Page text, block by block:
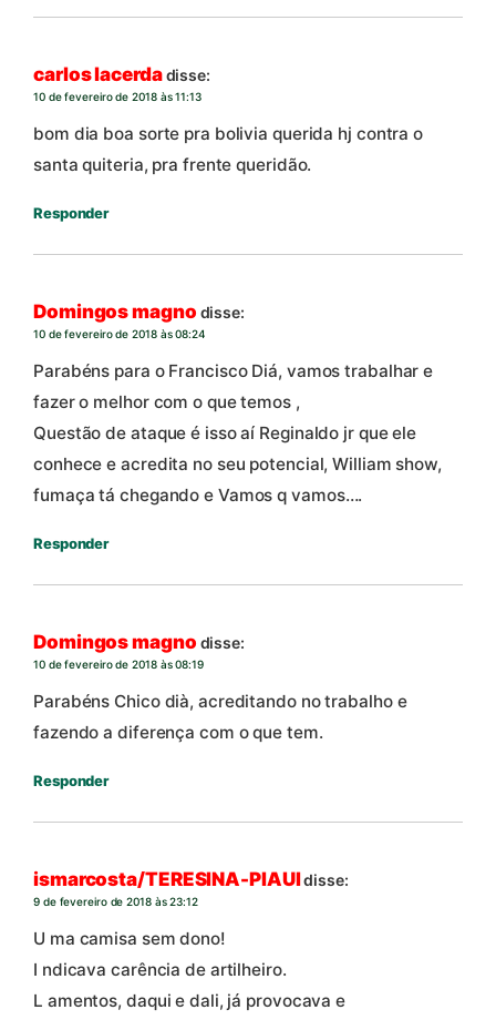
carlos lacerdadisse:
10 de fevereiro de 2018 às 11:13
bom dia boa sorte pra bolivia querida hj contra o
santa quiteria, pra frente queridão.
Responder
Domingos magno disse:
10 de fevereiro de 2018 às 08:24
Parabéns para o Francisco Diá, vamos trabalhar e
fazer o melhor com o que temos ,
Questão de ataque é isso aí Reginaldo jr que ele
conhece e acredita no seu potencial, William show,
fumaça tá chegando e Vamos q vamos….
Responder
Domingos magno disse:
10 de fevereiro de 2018 às 08:19
Parabéns Chico dià, acreditando no trabalho e
fazendo a diferença com o que tem.
Responder
ismarcosta/TERESINA-PIAUIdisse:
9 de fevereiro de 2018 às 23:12
U ma camisa sem dono!
I ndicava carência de artilheiro.
L amentos, daqui e dali, já provocava e